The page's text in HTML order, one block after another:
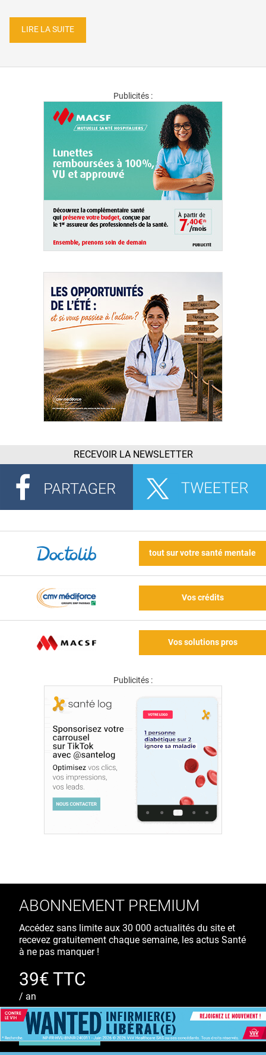
LIRE LA SUITE
Publicités :
RECEVOIR LA NEWSLETTER
tout sur votre santé mentale
Vos crédits
Vos solutions pros
Publicités :
ABONNEMENT PREMIUM
Accédez sans limite aux 30 000 actualités du site et
recevez gratuitement chaque semaine, les actus Santé
à ne pas manquer !
39€ TTC
/ an
S'ABONNER